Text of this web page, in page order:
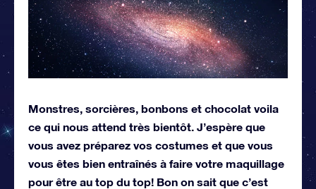
Monstres, sorcières, bonbons et chocolat voila
ce qui nous attend très bientôt. J’espère que
vous avez préparez vos costumes et que vous
vous êtes bien entraînés à faire votre maquillage
pour être au top du top! Bon on sait que c’est